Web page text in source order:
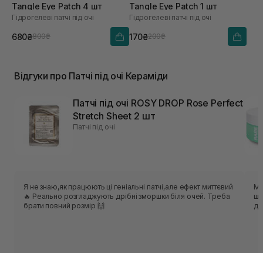
Tangle Eye Patch 4 шт
Гідрогелеві патчі під очі
680₴800₴
Tangle Eye Patch 1 шт
Гідрогелеві патчі під очі
170₴200₴
Відгуки про Патчі під очі Кераміди
Патчі під очі ROSY DROP Rose Perfect
Stretch Sheet 2 шт
Патчі під очі
Я не знаю,як працюють ці геніальні патчі,але ефект миттєвий
🔥 Реально розгладжують дрібні зморшки біля очей. Треба
брати повний розмір 🙌